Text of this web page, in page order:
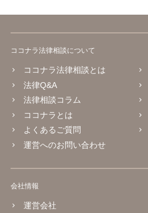
ココナラ法律相談について
ココナラ法律相談とは
法律Q&A
法律相談コラム
ココナラとは
よくあるご質問
運営へのお問い合わせ
会社情報
運営会社